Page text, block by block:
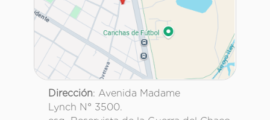
Dirección: Avenida Madame
Lynch N° 3500.